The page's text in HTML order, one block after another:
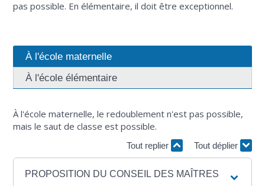
pas possible. En élémentaire, il doit être exceptionnel.
À l'école maternelle
À l'école élémentaire
À l'école maternelle, le redoublement n'est pas possible,
mais le saut de classe est possible.
Tout replier Tout déplier
PROPOSITION DU CONSEIL DES MAÎTRES